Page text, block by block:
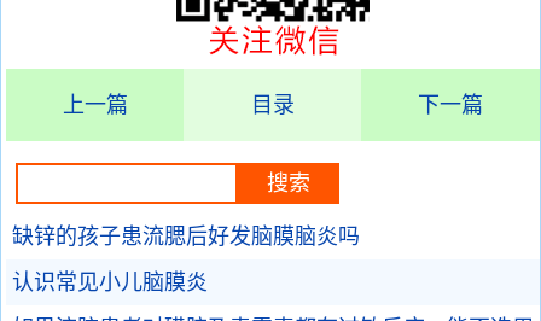
上一篇 目录 下一篇
缺锌的孩子患流腮后好发脑膜脑炎吗
认识常见小儿脑膜炎